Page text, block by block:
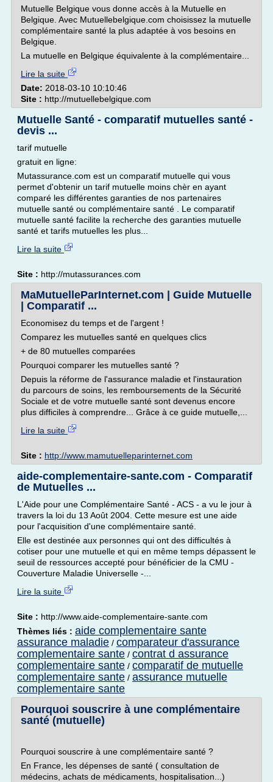
Mutuelle Belgique vous donne accès à la Mutuelle en
Belgique. Avec Mutuellebelgique.com choisissez la mutuelle
complémentaire santé la plus adaptée à vos besoins en
Belgique.
La mutuelle en Belgique équivalente à la complémentaire...
Lire la suite
Date: 2018-03-10 10:10:46
Site : http://mutuellebelgique.com
Mutuelle Santé - comparatif mutuelles santé -
devis ...
tarif mutuelle
gratuit en ligne:
Mutassurance.com est un comparatif mutuelle qui vous
permet d'obtenir un tarif mutuelle moins chèr en ayant
comparé les différentes garanties de nos partenaires
mutuelle santé ou complémentaire santé . Le comparatif
mutuelle santé facilite la recherche des garanties mutuelle
santé et tarifs mutuelles les plus...
Lire la suite
Site : http://mutassurances.com
MaMutuelleParInternet.com | Guide Mutuelle
| Comparatif ...
Economisez du temps et de l'argent !
Comparez les mutuelles santé en quelques clics
+ de 80 mutuelles comparées
Pourquoi comparer les mutuelles santé ?
Depuis la réforme de l'assurance maladie et l'instauration
du parcours de soins, les remboursements de la Sécurité
Sociale et de votre mutuelle santé sont devenus encore
plus difficiles à comprendre... Grâce à ce guide mutuelle,...
Lire la suite
Site : http://www.mamutuelleparinternet.com
aide-complementaire-sante.com - Comparatif
de Mutuelles ...
L'Aide pour une Complémentaire Santé - ACS - a vu le jour à
travers la loi du 13 Août 2004. Cette mesure est une aide
pour l'acquisition d'une complémentaire santé.
Elle est destinée aux personnes qui ont des difficultés à
cotiser pour une mutuelle et qui en même temps dépassent le
seuil de ressources accepté pour bénéficier de la CMU -
Couverture Maladie Universelle -...
Lire la suite
Site : http://www.aide-complementaire-sante.com
Thèmes liés : aide complementaire sante
assurance maladie / comparateur d'assurance
complementaire sante / contrat d assurance
complementaire sante / comparatif de mutuelle
complementaire sante / assurance mutuelle
complementaire sante
Pourquoi souscrire à une complémentaire
santé (mutuelle)
Pourquoi souscrire à une complémentaire santé ?
En France, les dépenses de santé ( consultation de
médecins, achats de médicaments, hospitalisation...)